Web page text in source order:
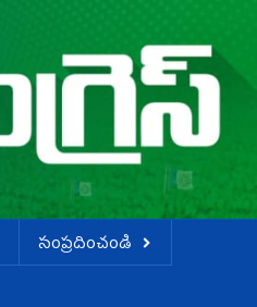
సంప్రదించండి